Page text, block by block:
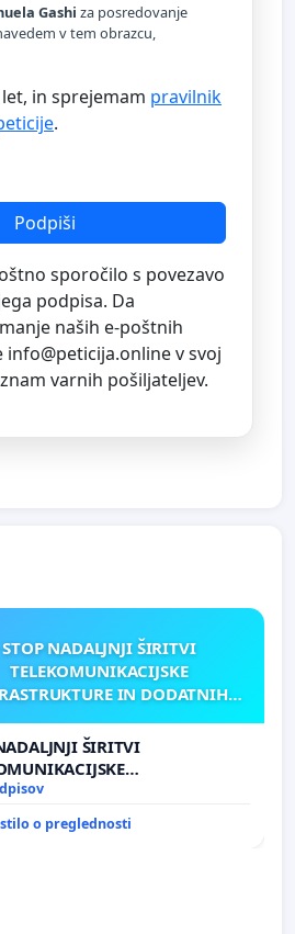
Gashi za posredovanje
v tem obrazcu,
in sprejemam pravilnik
.
Podpiši
sporočilo s povezavo
podpisa. Da
naših e-poštnih
info@peticija.onlinev svoj
varnih pošiljateljev.
STOP NADALJNJI ŠIRITVI
TELEKOMUNIKACIJSKE
IN DODATNIH
ŠIRITVI
IN DODATNIH
o preglednosti